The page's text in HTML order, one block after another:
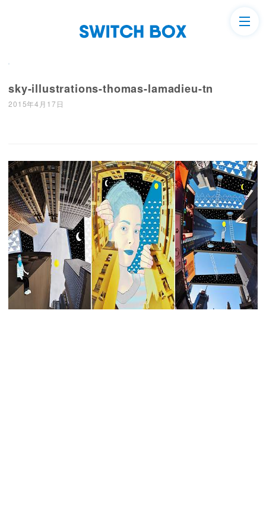
sky-illustrations-thomas-lamadieu-tn
2015年4月17日